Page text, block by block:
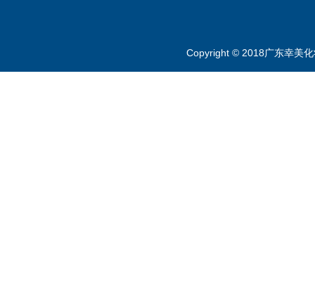
Copyright © 2018广东幸美